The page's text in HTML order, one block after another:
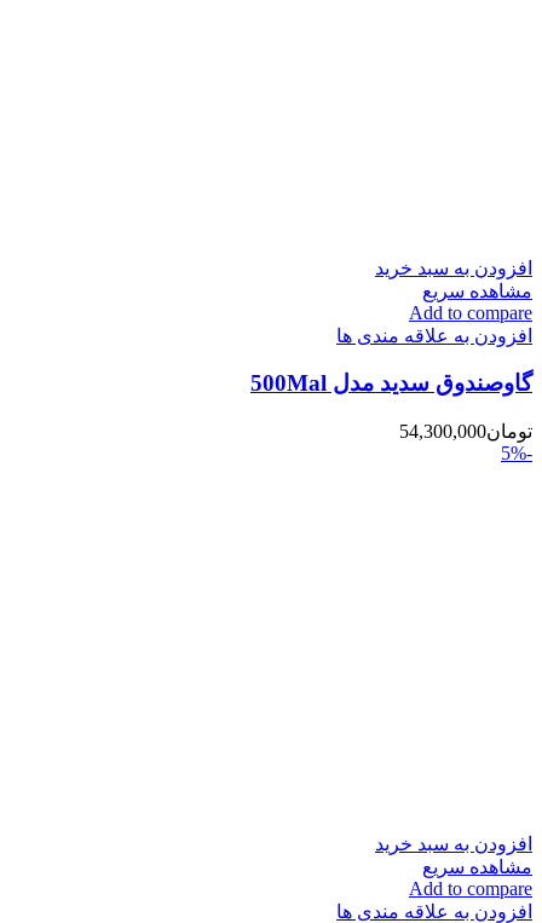
افزودن به سبد خرید
مشاهده سریع
Add to compare
افزودن به علاقه مندی ها
گاوصندوق سدید مدل 500Mal
تومان54,300,000
-5%
افزودن به سبد خرید
مشاهده سریع
Add to compare
افزودن به علاقه مندی ها